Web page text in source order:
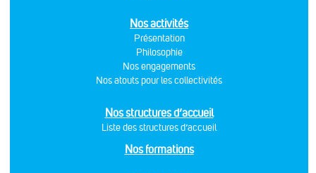
Nos activités
Présentation
Philosophie
Nos engagements
Nos atouts pour les collectivités
Nos structures d’accueil
Liste des structures d’accueil
Nos formations